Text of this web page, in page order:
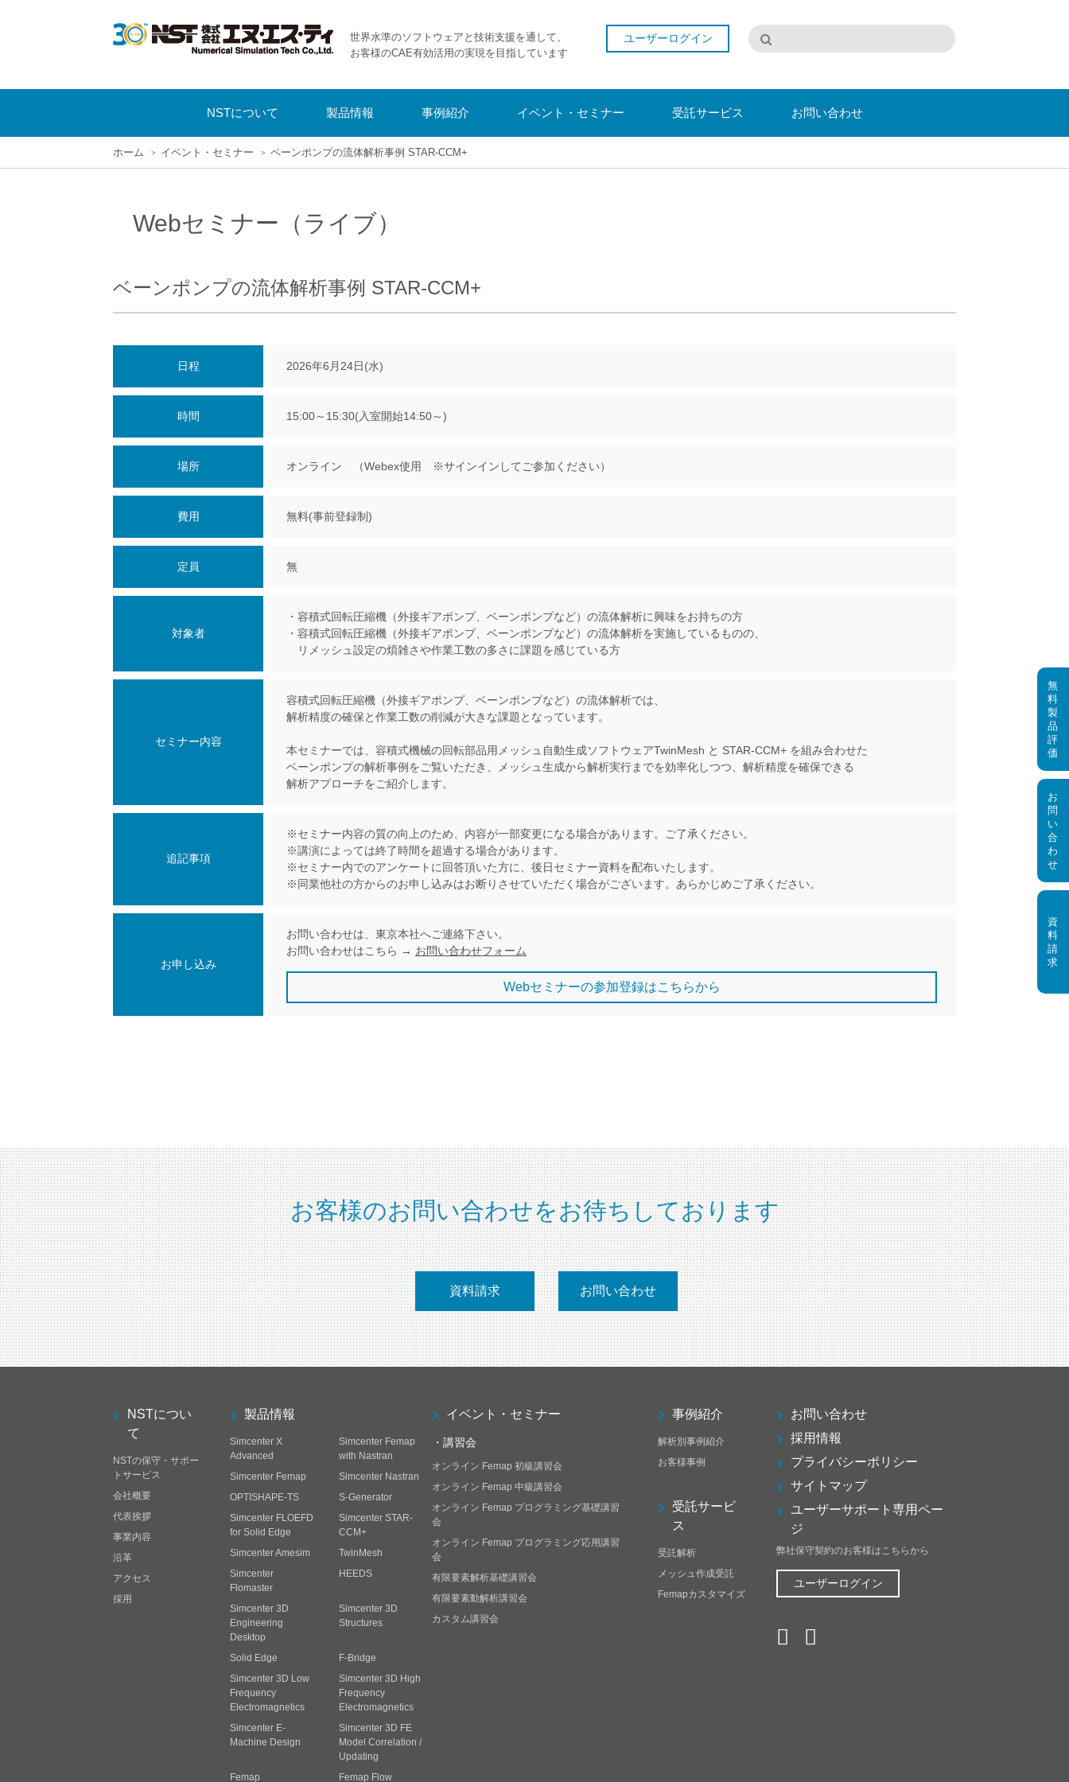
世界水準のソフトウェアと技術支援を通して、
お客様のCAE有効活用の実現を目指しています
ユーザーログイン
NSTについて 製品情報 事例紹介 イベント・セミナー 受託サービス お問い合わせ
ホーム イベント・セミナー ベーンポンプの流体解析事例 STAR-CCM+
Webセミナー（ライブ）
ベーンポンプの流体解析事例 STAR-CCM+
日程 2026年6月24日(水)
時間 15:00～15:30(入室開始14:50～)
場所 オンライン （Webex使用 ※サインインしてご参加ください）
費用 無料(事前登録制)
定員 無
対象者
・容積式回転圧縮機（外接ギアポンプ、ベーンポンプなど）の流体解析に興味をお持ちの方
・容積式回転圧縮機（外接ギアポンプ、ベーンポンプなど）の流体解析を実施しているものの、
リメッシュ設定の煩雑さや作業工数の多さに課題を感じている方
セミナー内容
容積式回転圧縮機（外接ギアポンプ、ベーンポンプなど）の流体解析では、
解析精度の確保と作業工数の削減が大きな課題となっています。
本セミナーでは、容積式機械の回転部品用メッシュ自動生成ソフトウェアTwinMesh と STAR-CCM+ を組み合わせた
ベーンポンプの解析事例をご覧いただき、メッシュ生成から解析実行までを効率化しつつ、解析精度を確保できる
解析アプローチをご紹介します。
追記事項
※セミナー内容の質の向上のため、内容が一部変更になる場合があります。ご了承ください。
※講演によっては終了時間を超過する場合があります。
※セミナー内でのアンケートに回答頂いた方に、後日セミナー資料を配布いたします。
※同業他社の方からのお申し込みはお断りさせていただく場合がございます。あらかじめご了承ください。
お申し込み
お問い合わせは、東京本社へご連絡下さい。
お問い合わせはこちら → お問い合わせフォーム
Webセミナーの参加登録はこちらから
お客様のお問い合わせをお待ちしております
資料請求 お問い合わせ
NSTについ
て
NSTの保守・サポー
トサービス
会社概要
代表挨拶
事業内容
沿革
アクセス
採用
製品情報
Simcenter X
Advanced
Simcenter Femap
with Nastran
Simcenter Femap
Simcenter Nastran
OPTISHAPE-TS
S-Generator
Simcenter FLOEFD
for Solid Edge
Simcenter STAR-
CCM+
Simcenter Amesim
TwinMesh
Simcenter
Flomaster
HEEDS
Simcenter 3D
Engineering
Desktop
Simcenter 3D
Structures
Solid Edge
F-Bridge
Simcenter 3D Low
Frequency
Electromagnetics
Simcenter 3D High
Frequency
Electromagnetics
Simcenter E-
Machine Design
Simcenter 3D FE
Model Correlation /
Updating
Femap
Femap Flow
イベント・セミナー
・講習会
オンライン Femap 初級講習会
オンライン Femap 中級講習会
オンライン Femap プログラミング基礎講習
会
オンライン Femap プログラミング応用講習
会
有限要素解析基礎講習会
有限要素動解析講習会
カスタム講習会
事例紹介
解析別事例紹介
お客様事例
受託サービ
ス
受託解析
メッシュ作成受託
Femapカスタマイズ
お問い合わせ
採用情報
プライバシーポリシー
サイトマップ
ユーザーサポート専用ペー
ジ
弊社保守契約のお客様はこちらから
ユーザーログイン